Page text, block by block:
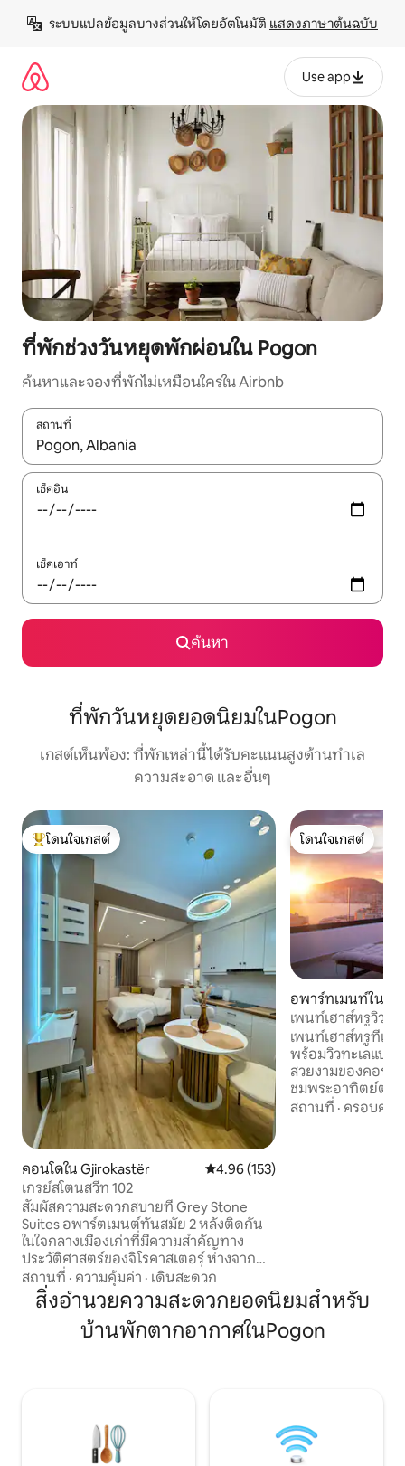
เนื้อหา
ระบบแปลข้อมูลบางส่วนให้โดยอัตโนมัติ แสดงภาษาต้นฉบับ
Use app
ที่พักช่วงวันหยุดพักผ่อนใน Pogon
ค้นหาและจองที่พักไม่เหมือนใครใน Airbnb
สถานที่
ใช้ลูกศรขึ้นลง หรือใช้การสัมผัสหรือปัด เพื่อสำรวจผลการค้นหา
เช็คอิน
เช็คเอาท์
ค้นหา
ที่พักวันหยุดยอดนิยมในPogon
เกสต์เห็นพ้อง: ที่พักเหล่านี้ได้รับคะแนนสูงด้านทำเล
ความสะอาด และอื่นๆ
โดนใจเกสต์ที่สุด
โดนใจเกสต์
คอนโดใน Gjirokastër คะแนนเฉลี่ย 4.96 จาก 5, 153 รีวิว
4.96 (153)
เกรย์สโตนสวีท 102
สัมผัสความสะดวกสบายที่ Grey Stone
Suites อพาร์ตเมนต์ทันสมัย 2 หลังติดกัน
ในใจกลางเมืองเก่าที่มีความสำคัญทาง
ประวัติศาสตร์ของจิโรคาสเตอร์ ห่างจาก
ตลาดเก่าและปราสาทเพียงไม่กี่ก้าว เหมาะ
สำหรับคู่รัก เพื่อน หรือครอบครัว รองรับผู้
เข้าพักได้สูงสุด 6 คน เพลิดเพลินกับการ
ออกแบบที่เรียบหรู บรรยากาศอบอุ่น และ
ในแบบที่ไม่เหมือนใครอย่างแท้จริง!
สถานที่ · ความคุ้มค่า · เดินสะดวก
โดนใจเกสต์
โดนใจเกสต์
อพาร์ทเมนท์ใน
เพนท์เฮาส์หรูวิวทะ
โรงรถ
เพนท์เฮาส์หรูที่เพิ่
พร้อมวิวทะเลแบบ
สวยงามของคอร์ฟู
ชมพระอาทิตย์ตก
เล่นกลางแจ้ง เตีย
สถานที่ · ครอบครัว
สิ่งอำนวยความสะดวกยอดนิยมสำหรับ
บ้านพักตากอากาศในPogon